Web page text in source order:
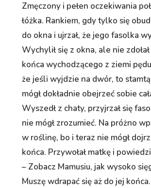
Zmęczony i pełen oczekiwania
łóżka. Rankiem, gdy tylko się
do okna i ujrzał, że jego fasolka
Wychylił się z okna, ale nie
końca wychodzącego z ziemi
że jeśli wyjdzie na dwór, to
mógł dokładnie obejrzeć sobie
Wyszedł z chaty, przyjrzał się
nie mógł zrozumieć. Na próżno
w roślinę, bo i teraz nie mógł
końca. Przywołał matkę i
– Zobacz Mamusiu, jak wysoko
Muszę wdrapać się aż do jej końca.